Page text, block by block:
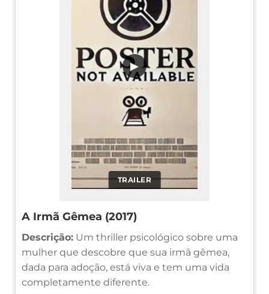
TRAILER
▶
A Irmã Gêmea (2017)
Descrição: Um thriller psicológico sobre uma
mulher que descobre que sua irmã gêmea,
dada para adoção, está viva e tem uma vida
completamente diferente.